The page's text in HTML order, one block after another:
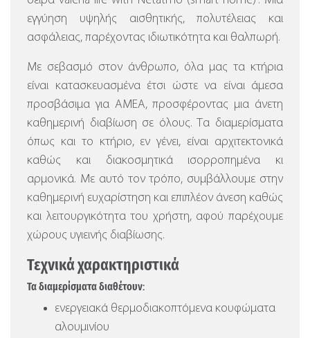
εγγύηση υψηλής αισθητικής, πολυτέλειας και
ασφάλειας, παρέχοντας ιδιωτικότητα και θαλπωρή.
Με σεβασμό στον άνθρωπο, όλα μας τα κτήρια
είναι κατασκευασμένα έτσι ώστε να είναι άμεσα
προσβάσιμα για ΑΜΕΑ, προσφέροντας μια άνετη
καθημερινή διαβίωση σε όλους. Τα διαμερίσματα
όπως και το κτήριο, εν γένει, είναι αρχιτεκτονικά
καθώς και διακοσμητικά ισορροπημένα κι
αρμονικά. Με αυτό τον τρόπο, συμβάλλουμε στην
καθημερινή ευχαρίστηση και επιπλέον άνεση καθώς
και λειτουργικότητα του χρήστη, αφού παρέχουμε
χώρους υγιεινής διαβίωσης.
Τεχνικά χαρακτηριστικά
Τα διαμερίσματα διαθέτουν:
ενεργειακά θερμοδιακοπτόμενα κουφώματα
αλουμινίου